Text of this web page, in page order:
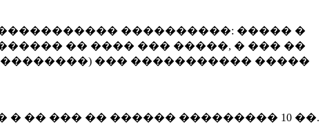
����������: ����� �
�� ���� ��� �����, � ��� ��
��������) ��� ����������� �����
� �� ��� �� ������ ��������� 10 ��.